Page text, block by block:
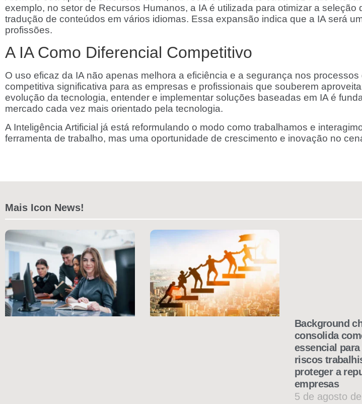
exemplo, no setor de Recursos Humanos, a IA é utilizada para otimizar a
tradução de conteúdos em vários idiomas. Essa expansão indica que a IA será
profissões.
A IA Como Diferencial Competitivo
O uso eficaz da IA não apenas melhora a eficiência e a segurança nos
competitiva significativa para as empresas e profissionais que souberem
evolução da tecnologia, entender e implementar soluções baseadas em IA é
mercado cada vez mais orientado pela tecnologia.
A Inteligência Artificial já está reformulando o modo como trabalhamos e
ferramenta de trabalho, mas uma oportunidade de crescimento e inovação no
Mais Icon News!
Background
consolida
essencial
riscos
proteger a
empresas
5 de agosto